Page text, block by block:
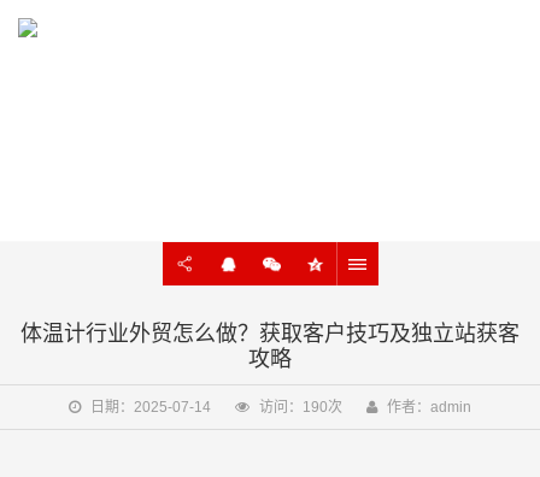
体温计行业外贸怎么做？获取客户技巧及独立站获客
攻略
日期：2025-07-14 访问：190次 作者：admin